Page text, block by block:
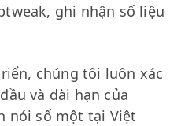
ghi nhận số liệu
chúng tôi luôn xác
và dài hạn của
nói số một tại Việt